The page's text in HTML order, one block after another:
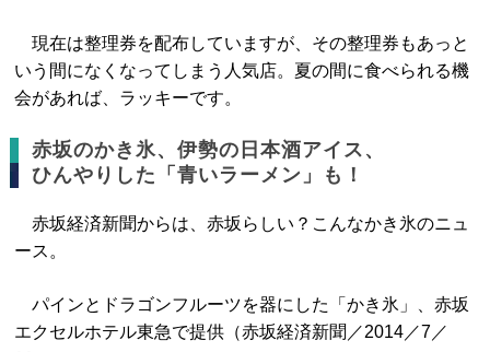
現在は整理券を配布していますが、その整理券もあっと
いう間になくなってしまう人気店。夏の間に食べられる機
会があれば、ラッキーです。
赤坂のかき氷、伊勢の日本酒アイス、
ひんやりした「青いラーメン」も！
赤坂経済新聞からは、赤坂らしい？こんなかき氷のニュ
ース。
パインとドラゴンフルーツを器にした「かき氷」、赤坂
エクセルホテル東急で提供（赤坂経済新聞／2014／7／